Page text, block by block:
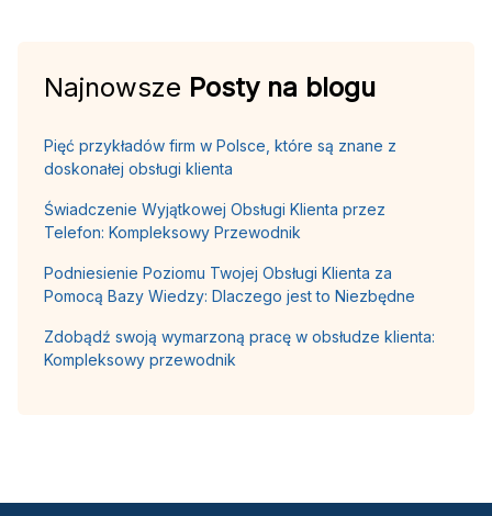
Najnowsze Posty na blogu
Pięć przykładów firm w Polsce, które są znane z
doskonałej obsługi klienta
Świadczenie Wyjątkowej Obsługi Klienta przez
Telefon: Kompleksowy Przewodnik
Podniesienie Poziomu Twojej Obsługi Klienta za
Pomocą Bazy Wiedzy: Dlaczego jest to Niezbędne
Zdobądź swoją wymarzoną pracę w obsłudze klienta:
Kompleksowy przewodnik